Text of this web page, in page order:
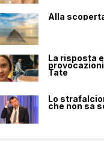
Alla
La risposta
Tate
Lo
che non sa